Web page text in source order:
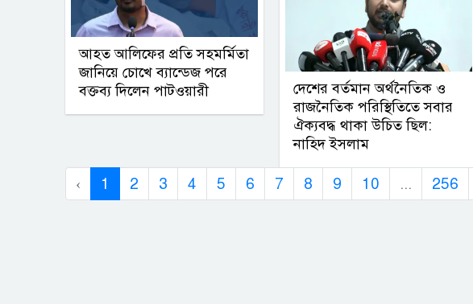
আহত আলিফের প্রতি সহমর্মিতা
জানিয়ে চোখে ব্যান্ডেজ পরে
বক্তব্য দিলেন পাটওয়ারী
দেশের বর্তমান অর্থনৈতিক ও
রাজনৈতিক পরিস্থিতিতে সবার
ঐক্যবদ্ধ থাকা উচিত ছিল:
নাহিদ ইসলাম
‹ 1 2 3 4 5 6 7 8 9 10 ... 256